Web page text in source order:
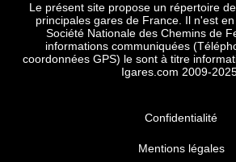
Le présent site propose un répertoire
principales gares de France. Il n'est
Société Nationale des Chemins de
informations communiquées
coordonnées GPS) le sont à titre
Igares.com 2009-
Confidentialité
Mentions légales